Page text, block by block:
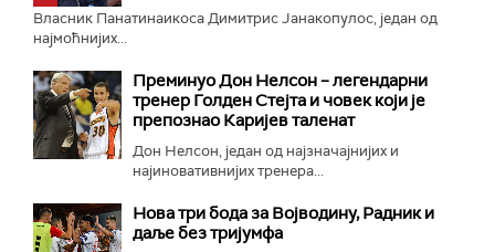
Власник Панатинаикоса Димитрис Јанакопулос, један од
најмоћнијих...
Преминуо Дон Нелсон – легендарни
тренер Голден Стејта и човек који је
препознао Каријев таленат
Дон Нелсон, један од најзначајнијих и
најиновативнијих тренера...
Нова три бода за Војводину, Радник и
даље без тријумфа